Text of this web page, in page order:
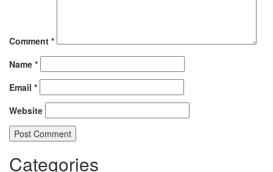
Comment *
Name *
Email *
Website
Categories